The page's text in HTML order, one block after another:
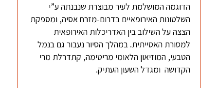
הדוגמה המושלמת לעיר מבוצרת שנבנתה ע”י
השלטונות האירופאיים בדרום-מזרח אסיה, ומספקת
הצצה על השילוב בין האדריכלות האירופאית
למסורת האסייתית. במהלך הסיור נעבור גם בנמל
הטבעי, המוזיאון הלאומי מריטימה, קתדרלת מרי
הקדושה ומגדל השעון העתיק.